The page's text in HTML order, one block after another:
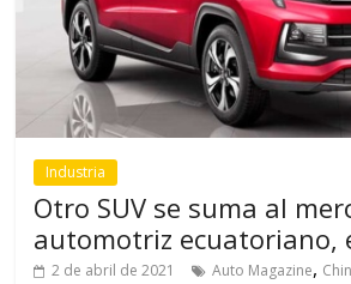
Industria
Otro SUV se suma al
automotriz ecuatoriano,
2 de abril de 2021 Auto Magazine,